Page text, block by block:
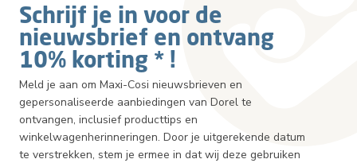
Schrijf je in voor de
nieuwsbrief en ontvang
10% korting * !
Meld je aan om Maxi-Cosi nieuwsbrieven en
gepersonaliseerde aanbiedingen van Dorel te
ontvangen, inclusief producttips en
winkelwagenherinneringen. Door je uitgerekende datum
te verstrekken, stem je ermee in dat wij deze gebruiken